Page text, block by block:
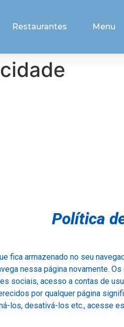
Restaurantes Menu
Política
fica armazenado no seu
nessa página novamente.
sociais, acesso a contas de
por qualquer página
los, desativá-los etc., acesse